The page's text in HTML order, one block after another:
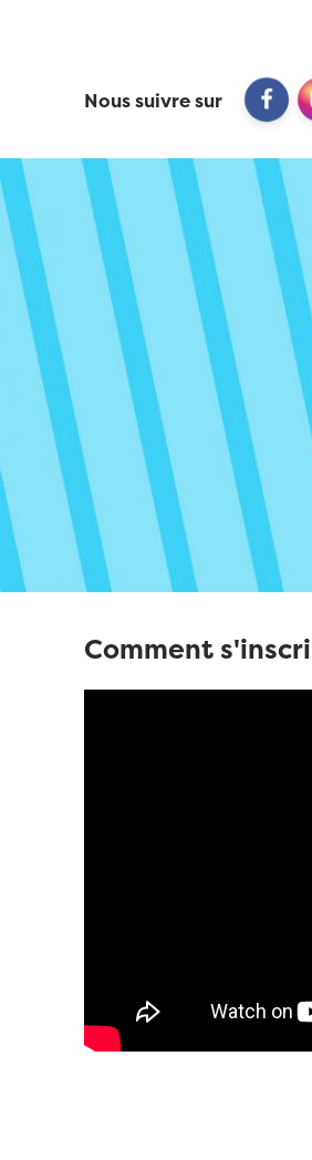
Nous suivre sur
Comment